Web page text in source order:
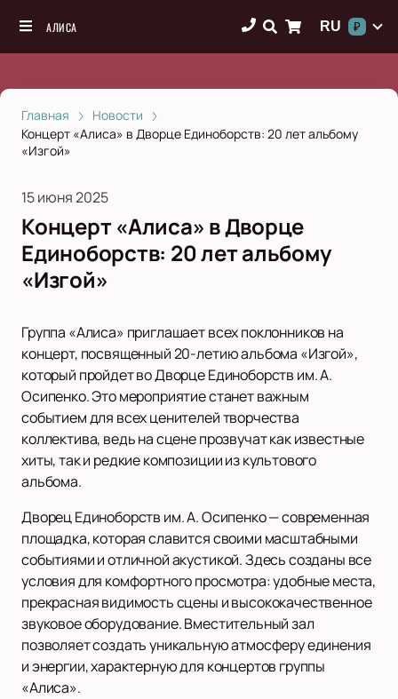
АЛИСА RU ₽
Главная
Новости
Концерт «Алиса» в Дворце Единоборств: 20 лет альбому
«Изгой»
15 июня 2025
Концерт «Алиса» в Дворце
Единоборств: 20 лет альбому
«Изгой»
Группа «Алиса» приглашает всех поклонников на
концерт, посвященный 20-летию альбома «Изгой»,
который пройдет во Дворце Единоборств им. А.
Осипенко. Это мероприятие станет важным
событием для всех ценителей творчества
коллектива, ведь на сцене прозвучат как известные
хиты, так и редкие композиции из культового
альбома.
Дворец Единоборств им. А. Осипенко — современная
площадка, которая славится своими масштабными
событиями и отличной акустикой. Здесь созданы все
условия для комфортного просмотра: удобные места,
прекрасная видимость сцены и высококачественное
звуковое оборудование. Вместительный зал
позволяет создать уникальную атмосферу единения
и энергии, характерную для концертов группы
«Алиса».